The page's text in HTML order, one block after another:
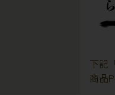
下記
商品